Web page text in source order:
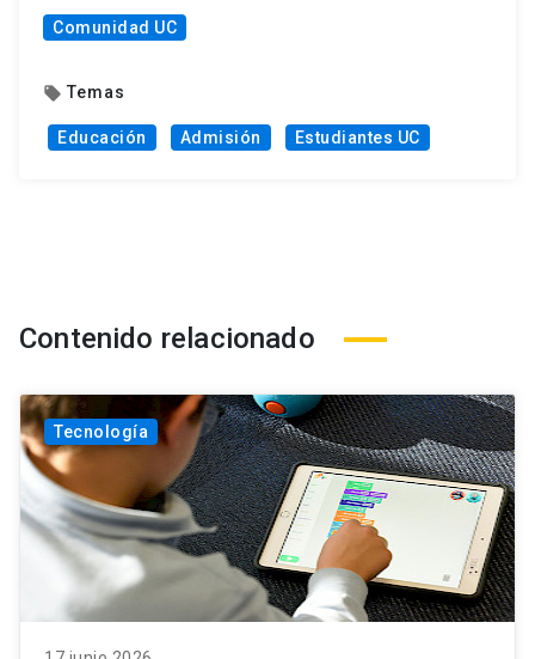
Comunidad UC
local_offer Temas
Educación Admisión Estudiantes UC
Contenido relacionado
Tecnología